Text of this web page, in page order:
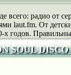
всего: радио от
laut.fm. От
х годов.
SOUL